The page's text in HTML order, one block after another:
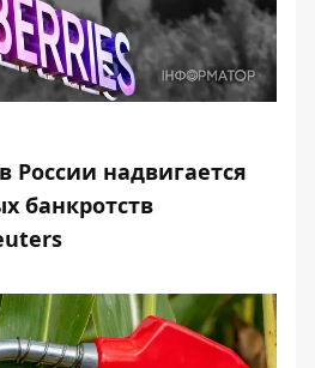
России надвигается
банкротств